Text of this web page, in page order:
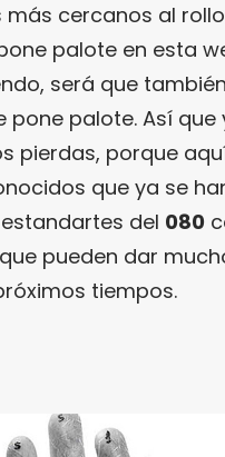
cercanos al
palote en esta
será que
pone palote. Así que
pierdas, porque
que ya se
del 080
pueden dar
tiempos.